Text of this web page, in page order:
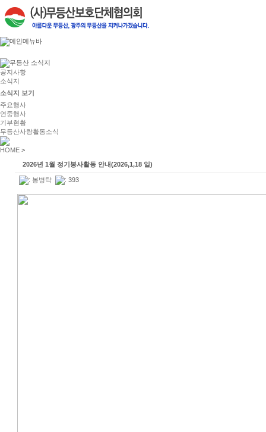
공지사항
소식지
소식지 보기
주요행사
연중행사
기부현황
무등산사랑활동소식
HOME >
2026년 1월 정기봉사활동 안내(2026,1,18 일)
: 봉병탁 : 393